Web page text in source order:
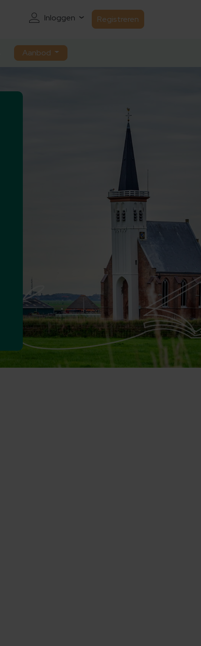
Inloggen Registreren
Aanbod